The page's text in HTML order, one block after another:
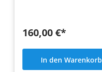
160,00 €*
In den Warenkorb